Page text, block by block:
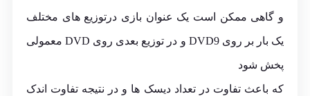
و گاهی ممکن است یک عنوان بازی درتوزیع های مختلف
یک بار بر روی DVD9 و در توزیع بعدی روی DVD معمولی
پخش شود
که باعث تفاوت در تعداد دیسک ها و در نتیجه تفاوت اندک